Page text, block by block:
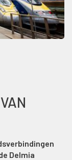
Delmia